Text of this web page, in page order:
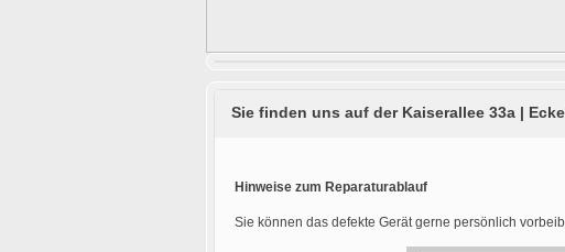
Sie finden uns auf der Kaiserallee 33a |
Hinweise zum Reparaturablauf
Sie können das defekte Gerät gerne persönlich